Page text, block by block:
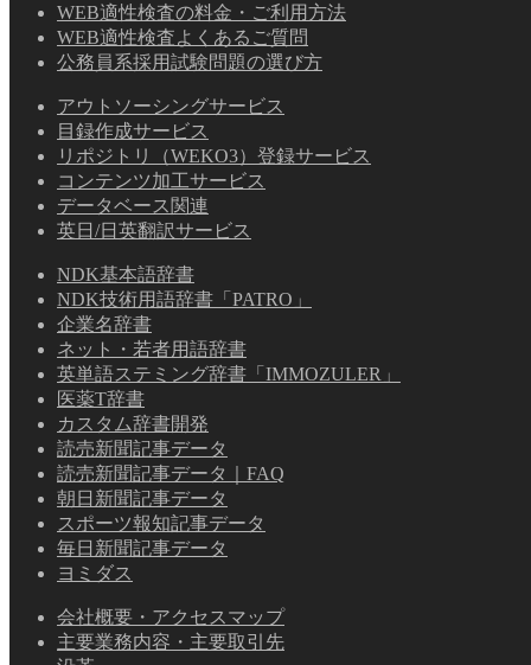
WEB適性検査の料金・ご利用方法
WEB適性検査よくあるご質問
公務員系採用試験問題の選び方
アウトソーシングサービス
目録作成サービス
リポジトリ（WEKO3）登録サービス
コンテンツ加工サービス
データベース関連
英日/日英翻訳サービス
NDK基本語辞書
NDK技術用語辞書「PATRO」
企業名辞書
ネット・若者用語辞書
英単語ステミング辞書「IMMOZULER」
医薬T辞書
カスタム辞書開発
読売新聞記事データ
読売新聞記事データ｜FAQ
朝日新聞記事データ
スポーツ報知記事データ
毎日新聞記事データ
ヨミダス
会社概要・アクセスマップ
主要業務内容・主要取引先